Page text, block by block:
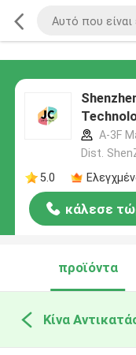
A-3F
Dist.
5.0
κάλεσε
προϊόντα